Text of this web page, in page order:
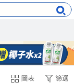
圖表 篩選